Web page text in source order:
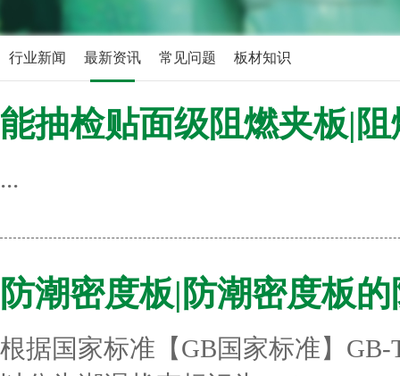
行业新闻 最新资讯 常见问题 板材知识
能抽检贴面级阻燃夹板|
...
防潮密度板|防潮密度板
根据国家标准【GB国家标准】